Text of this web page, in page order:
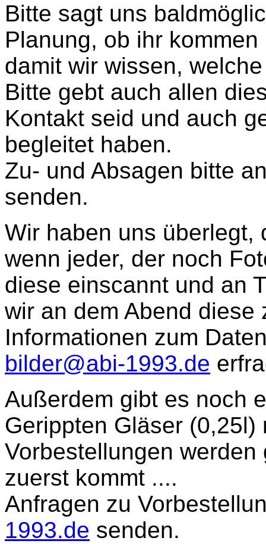
Bitte sagt uns
Planung, ob ihr
damit wir wissen,
Bitte gebt auch allen
Kontakt seid und auch
begleitet haben.
Zu- und Absagen bitte
senden.
Wir haben uns überlegt,
wenn jeder, der noch
diese einscannt und an
wir an dem Abend diese
Informationen zum
bilder@abi-1993.de
Außerdem gibt es noch
Gerippten Gläser
Vorbestellungen
zuerst kommt ....
Anfragen zu
1993.de senden.